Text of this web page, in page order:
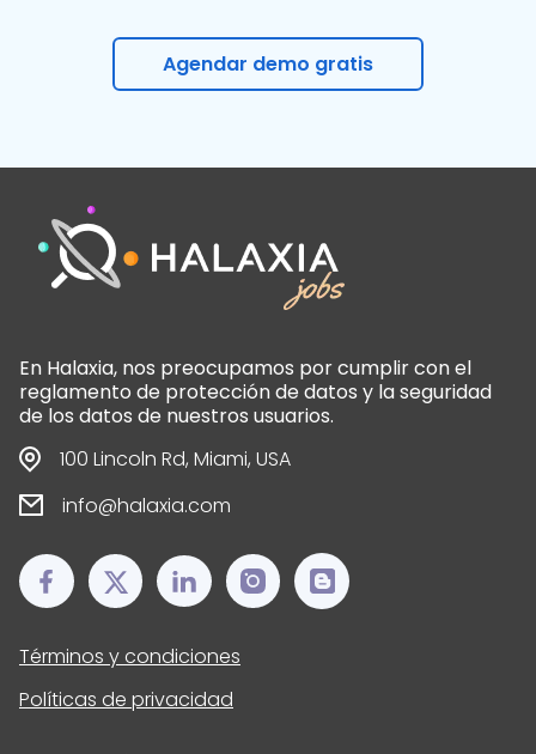
Agendar demo gratis
En Halaxia, nos preocupamos por cumplir con el
reglamento de protección de datos y la seguridad
de los datos de nuestros usuarios.
100 Lincoln Rd, Miami, USA
info@halaxia.com
Términos y condiciones
Políticas de privacidad